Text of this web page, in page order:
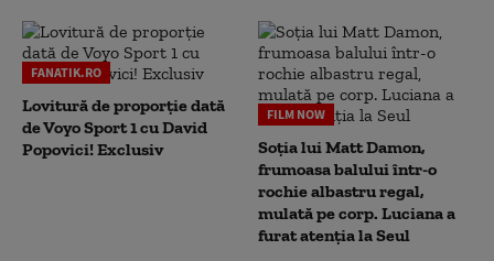
FANATIK.RO
Lovitură de proporție dată
de Voyo Sport 1 cu David
Popovici! Exclusiv
FILM NOW
Soția lui Matt Damon,
frumoasa balului într-o
rochie albastru regal,
mulată pe corp. Luciana a
furat atenția la Seul